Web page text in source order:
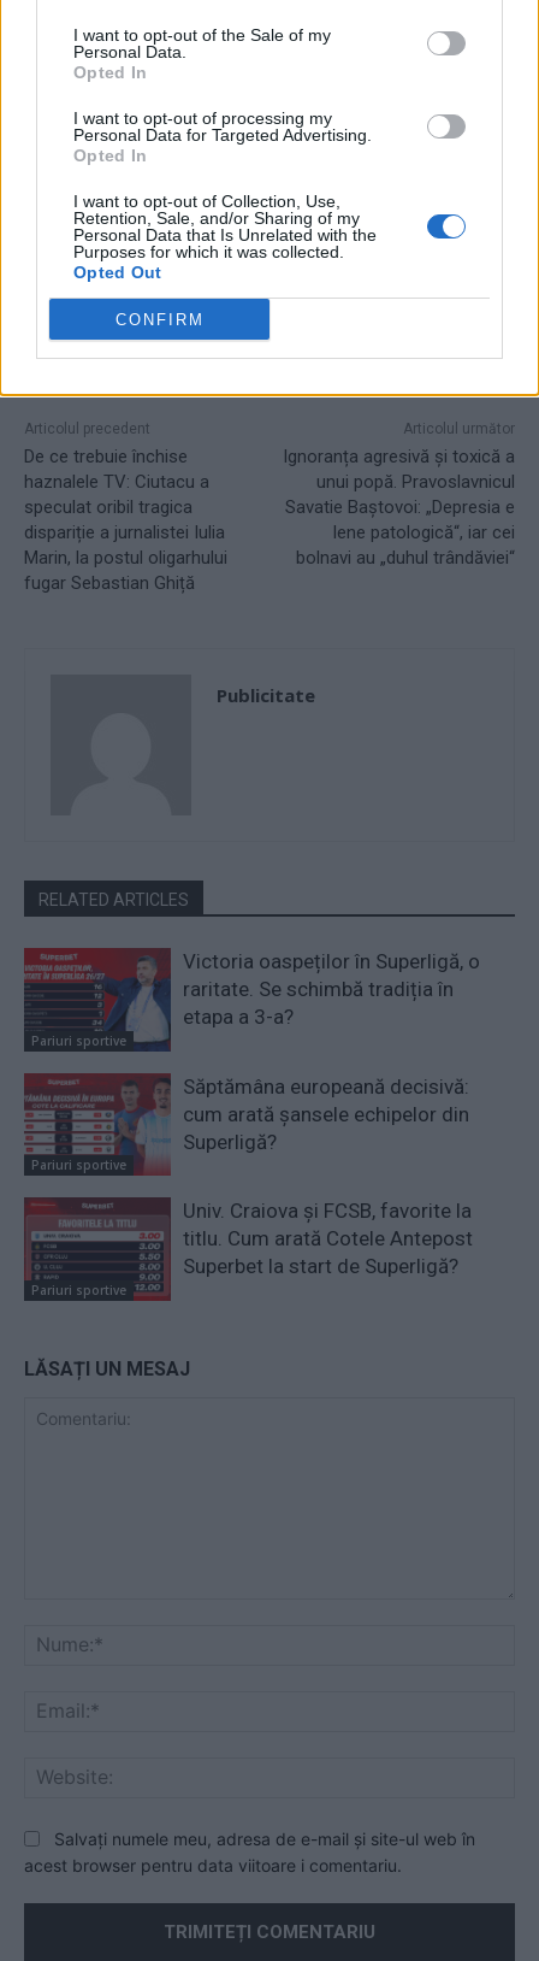
I want to opt-out of the Sale of my
Personal Data.
Opted In
I want to opt-out of processing my
Personal Data for Targeted Advertising.
Opted In
I want to opt-out of Collection, Use,
Retention, Sale, and/or Sharing of my
Personal Data that Is Unrelated with the
Purposes for which it was collected.
Opted Out
CONFIRM
superbet
Articolul precedent
De ce trebuie închise
haznalele TV: Ciutacu a
speculat oribil tragica
dispariție a jurnalistei Iulia
Marin, la postul oligarhului
fugar Sebastian Ghiță
Articolul următor
Ignoranța agresivă și toxică a
unui popă. Pravoslavnicul
Savatie Baștovoi: „Depresia e
lene patologică“, iar cei
bolnavi au „duhul trândăviei“
Publicitate
RELATED ARTICLES
Pariuri sportive
Victoria oaspeților în Superligă, o
raritate. Se schimbă tradiția în
etapa a 3-a?
Pariuri sportive
Săptămâna europeană decisivă:
cum arată șansele echipelor din
Superligă?
Pariuri sportive
Univ. Craiova și FCSB, favorite la
titlu. Cum arată Cotele Antepost
Superbet la start de Superligă?
LĂSAȚI UN MESAJ
Salvați numele meu, adresa de e-mail și site-ul web în
acest browser pentru data viitoare i comentariu.